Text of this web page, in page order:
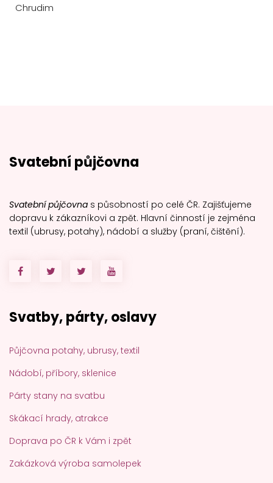
Chrudim
Svatební půjčovna
Svatební půjčovna s působností po celé ČR. Zajišťujeme
dopravu k zákazníkovi a zpět. Hlavní činností je zejména
textil (ubrusy, potahy), nádobí a služby (praní, čištění).
Svatby, párty, oslavy
Půjčovna potahy, ubrusy, textil
Nádobí, příbory, sklenice
Párty stany na svatbu
Skákací hrady, atrakce
Doprava po ČR k Vám i zpět
Zakázková výroba samolepek